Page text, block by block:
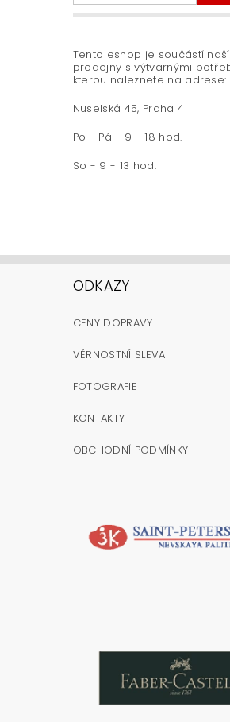
Tento eshop je součástí
prodejny s výtvarnými
kterou naleznete na adrese:
Nuselská 45, Praha 4
Po - Pá - 9 - 18 hod.
So - 9 - 13 hod.
ODKAZY
CENY DOPRAVY
VĚRNOSTNÍ SLEVA
FOTOGRAFIE
KONTAKTY
OBCHODNÍ PODMÍNKY